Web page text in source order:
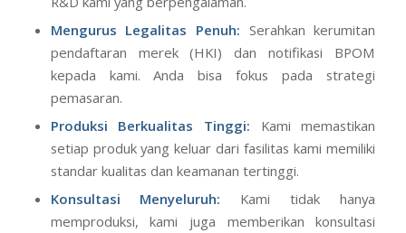
Mengurus Legalitas Penuh: Serahkan kerumitan
pendaftaran merek (HKI) dan notifikasi BPOM
kepada kami. Anda bisa fokus pada strategi
pemasaran.
Produksi Berkualitas Tinggi: Kami memastikan
setiap produk yang keluar dari fasilitas kami memiliki
standar kualitas dan keamanan tertinggi.
Konsultasi Menyeluruh: Kami tidak hanya
memproduksi, kami juga memberikan konsultasi